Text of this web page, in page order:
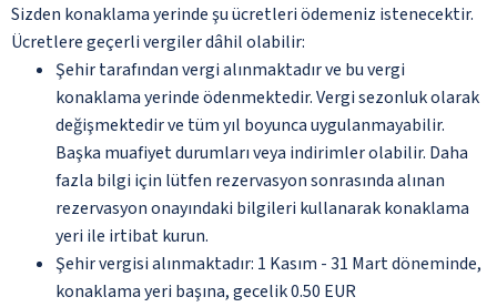
Sizden konaklama yerinde şu ücretleri ödemeniz istenecektir.
Ücretlere geçerli vergiler dâhil olabilir:
Şehir tarafından vergi alınmaktadır ve bu vergi
konaklama yerinde ödenmektedir. Vergi sezonluk olarak
değişmektedir ve tüm yıl boyunca uygulanmayabilir.
Başka muafiyet durumları veya indirimler olabilir. Daha
fazla bilgi için lütfen rezervasyon sonrasında alınan
rezervasyon onayındaki bilgileri kullanarak konaklama
yeri ile irtibat kurun.
Şehir vergisi alınmaktadır: 1 Kasım - 31 Mart döneminde,
konaklama yeri başına, gecelik 0.50 EUR